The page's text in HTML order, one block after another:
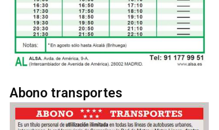
Abono transportes